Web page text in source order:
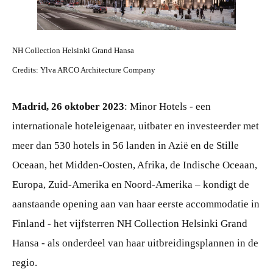
JPG
NH Collection Helsinki Grand Hansa
Credits: Ylva ARCO Architecture Company
Madrid, 26 oktober 2023: Minor Hotels - een
internationale hoteleigenaar, uitbater en investeerder met
meer dan 530 hotels in 56 landen in Azië en de Stille
Oceaan, het Midden-Oosten, Afrika, de Indische Oceaan,
Europa, Zuid-Amerika en Noord-Amerika – kondigt de
aanstaande opening aan van haar eerste accommodatie in
Finland - het vijfsterren NH Collection Helsinki Grand
Hansa - als onderdeel van haar uitbreidingsplannen in de
regio.